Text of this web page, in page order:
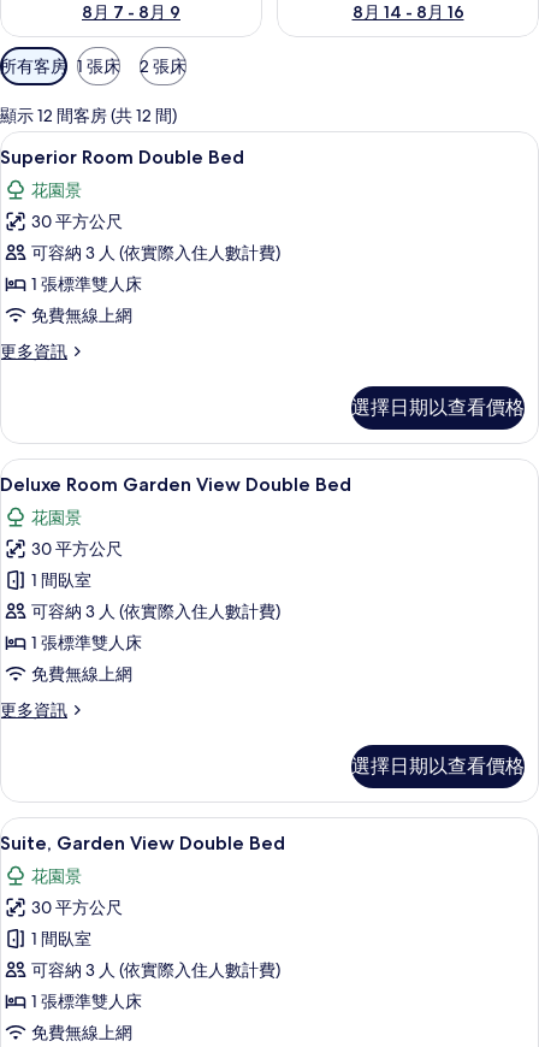
8月 7 - 8月 9
8月 14 - 8月 16
可
用
的
客
房
篩
選
條
所有客房 1 張床 2 張床
顯示 12 間客房 (共 12 間)
顯
示
Superior
Room
Double
Bed
的
所
片
Superior
5
Superior Room Double Bed
花園景
30 平方公尺
可容納 3 人 (依實際入住人數計費)
1 張標準雙人床
免費無線上網
更多資訊
更
Double
Bed
的
詳
情
選擇日期以查看價格
顯
示
Deluxe
Room
Garden
View
Double
Bed
的
相
片
6
Deluxe Room Garden View Double Bed
花園景
30 平方公尺
1 間臥室
可容納 3 人 (依實際入住人數計費)
1 張標準雙人床
免費無線上網
更多資訊
更
Garden
View
Double
Bed
的
詳
情
選擇日期以查看價格
顯
示
Suite,
Garden
View
Double
Bed
的
Suite,
10
Suite, Garden View Double Bed
花園景
30 平方公尺
1 間臥室
可容納 3 人 (依實際入住人數計費)
1 張標準雙人床
免費無線上網